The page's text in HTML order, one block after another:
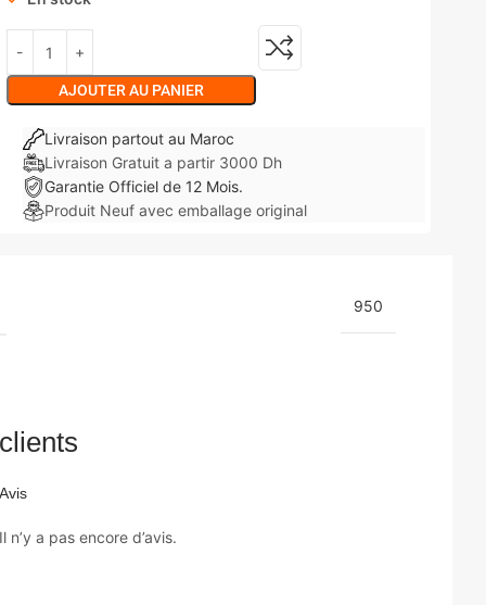
AJOUTER AU PANIER
Livraison partout au Maroc
Livraison Gratuit a partir 3000 Dh
Garantie Officiel de 12 Mois.
Produit Neuf avec emballage original
950
n’y a pas encore d’avis.